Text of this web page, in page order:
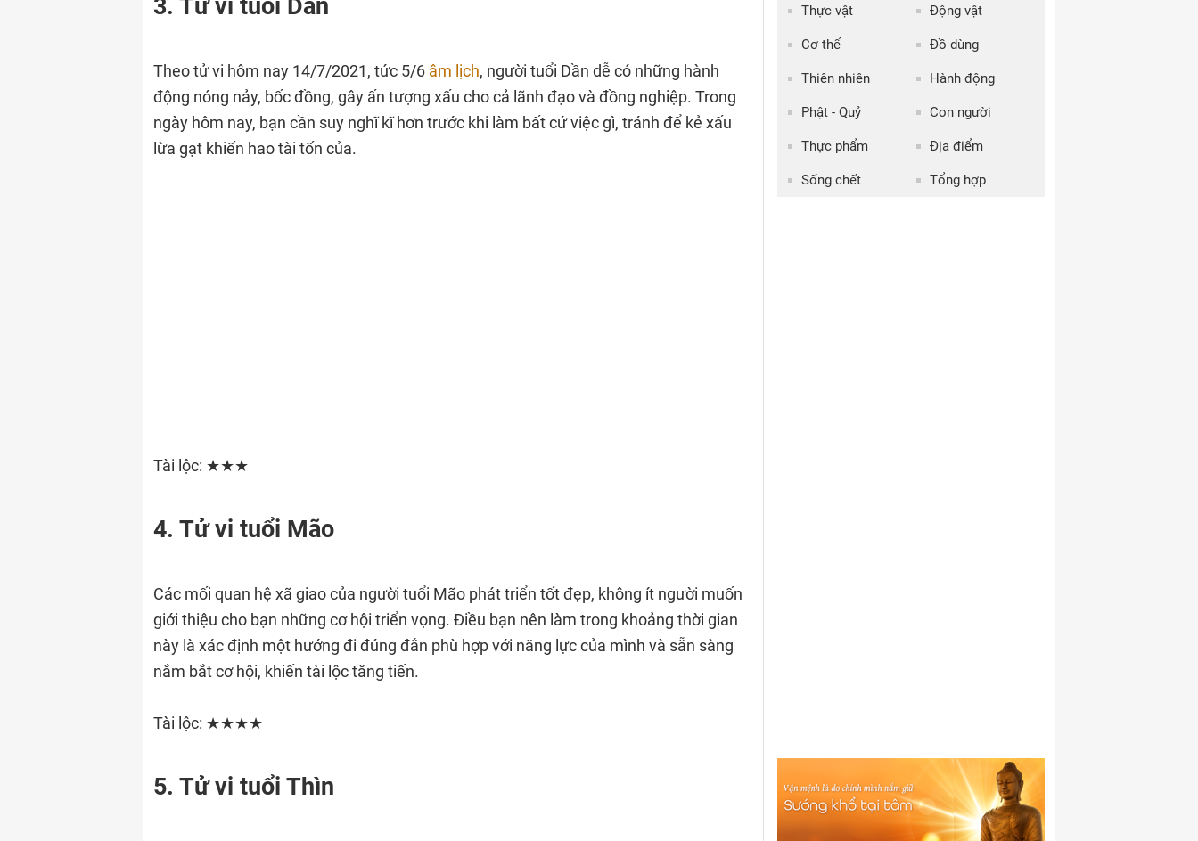
3. Tử vi tuổi Dần
Theo tử vi hôm nay 14/7/2021, tức 5/6 âm lịch, người tuổi Dần dễ có những hành
động nóng nảy, bốc đồng, gây ấn tượng xấu cho cả lãnh đạo và đồng nghiệp. Trong
ngày hôm nay, bạn cần suy nghĩ kĩ hơn trước khi làm bất cứ việc gì, tránh để kẻ xấu
lừa gạt khiến hao tài tốn của.
Tài lộc: ★★★
4. Tử vi tuổi Mão
Các mối quan hệ xã giao của người tuổi Mão phát triển tốt đẹp, không ít người muốn
giới thiệu cho bạn những cơ hội triển vọng. Điều bạn nên làm trong khoảng thời gian
này là xác định một hướng đi đúng đắn phù hợp với năng lực của mình và sẵn sàng
nắm bắt cơ hội, khiến tài lộc tăng tiến.
Tài lộc: ★★★★
5. Tử vi tuổi Thìn
Thực vật Động vật
Cơ thể Đồ dùng
Thiên nhiên Hành động
Phật - Quỷ Con người
Thực phẩm Địa điểm
Sống chết Tổng hợp